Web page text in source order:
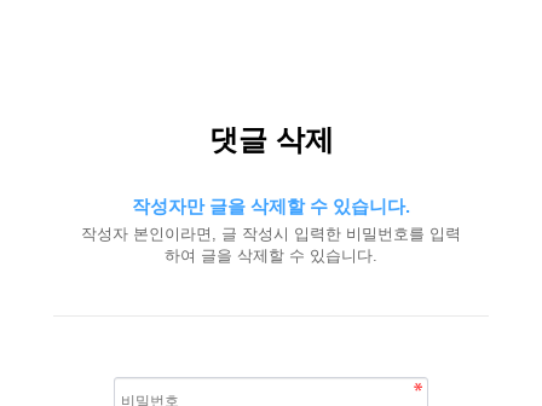
댓글 삭제
작성자만 글을 삭제할 수 있습니다.
작성자 본인이라면, 글 작성시 입력한 비밀번호를 입력
하여 글을 삭제할 수 있습니다.